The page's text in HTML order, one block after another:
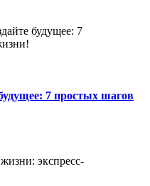
7 простых шагов